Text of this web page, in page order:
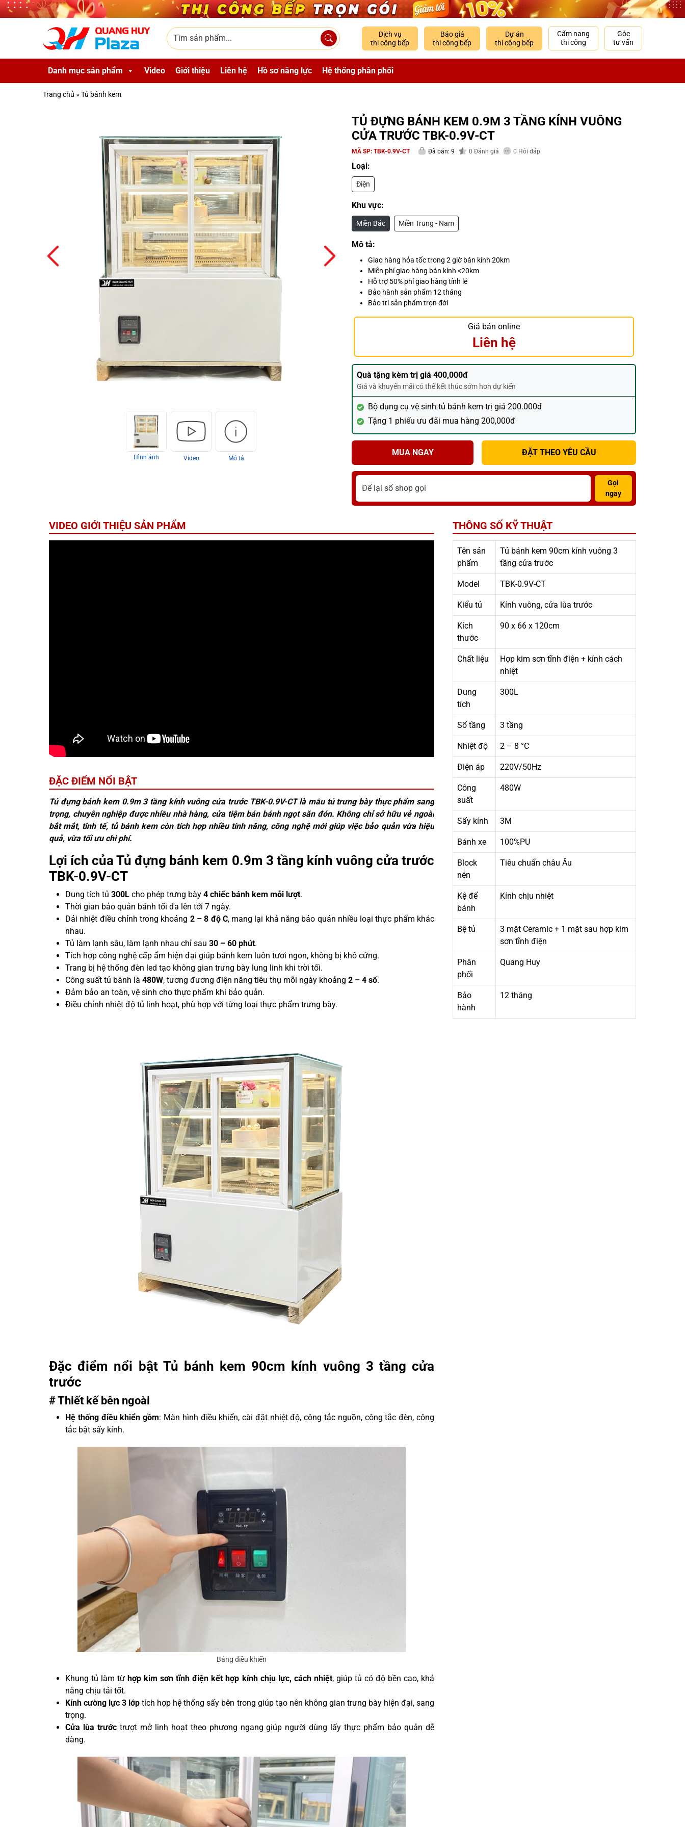
Skip to main content
Tìm sản phẩm
Dịch vụ
thi công bếp
Báo giá
thi công bếp
Dự án
thi công bếp
Cẩm nang
thi công
Góc
tư vấn
Danh mục sản phẩm Video Giới thiệu Liên hệ Hồ sơ năng lực Hệ thống phân phối
Trang chủ » Tủ bánh kem
Hình ảnh Video Mô tả
TỦ ĐỰNG BÁNH KEM 0.9M 3 TẦNG KÍNH VUÔNG
CỬA TRƯỚC TBK-0.9V-CT
MÃ SP: TBK-0.9V-CT Đã bán: 9 0 Đánh giá 0 Hỏi đáp
Loại:
Điện
Khu vực:
Miền Bắc Miền Trung - Nam
Mô tả:
Giao hàng hỏa tốc trong 2 giờ bán kính 20km
Miễn phí giao hàng bán kính <20km
Hỗ trợ 50% phí giao hàng tỉnh lẻ
Bảo hành sản phẩm 12 tháng
Bảo trì sản phẩm trọn đời
Giá bán online
Liên hệ
Quà tặng kèm trị giá 400,000đ
Giá và khuyến mãi có thể kết thúc sớm hơn dự kiến
Bộ dụng cụ vệ sinh tủ bánh kem trị giá 200.000đ
Tặng 1 phiếu ưu đãi mua hàng 200,000đ
MUA NGAY ĐẶT THEO YÊU CẦU
Gọi
ngay
THÔNG SỐ KỸ THUẬT
Tên sản
phẩm
Tủ bánh kem 90cm kính vuông 3
tầng cửa trước
Model TBK-0.9V-CT
Kiểu tủ Kính vuông, cửa lùa trước
Kích
thước
90 x 66 x 120cm
Chất liệu
Hợp kim sơn tĩnh điện + kính cách
nhiệt
Dung
tích
300L
Số tầng 3 tầng
Nhiệt độ 2 – 8 °C
Điện áp 220V/50Hz
Công
suất
480W
Sấy kính 3M
Bánh xe 100%PU
Block
nén
Tiêu chuẩn châu Âu
Kệ để
bánh
Kính chịu nhiệt
Bệ tủ
3 mặt Ceramic + 1 mặt sau hợp kim
sơn tĩnh điện
Phân
phối
Quang Huy
Bảo
hành
12 tháng
VIDEO GIỚI THIỆU SẢN PHẨM
ĐẶC ĐIỂM NỔI BẬT
Tủ đựng bánh kem 0.9m 3 tầng kính vuông cửa trước TBK-0.9V-CT là mẫu tủ trưng bày thực phẩm sang
trọng, chuyên nghiệp được nhiều nhà hàng, cửa tiệm bán bánh ngọt săn đón. Không chỉ sở hữu vẻ ngoài
bắt mắt, tinh tế, tủ bánh kem còn tích hợp nhiều tính năng, công nghệ mới giúp việc bảo quản vừa hiệu
quả, vừa tối ưu chi phí.
Lợi ích của Tủ đựng bánh kem 0.9m 3 tầng kính vuông cửa trước
TBK-0.9V-CT
Dung tích tủ 300L cho phép trưng bày 4 chiếc bánh kem mỗi lượt.
Thời gian bảo quản bánh tối đa lên tới 7 ngày.
Dải nhiệt điều chỉnh trong khoảng 2 – 8 độ C, mang lại khả năng bảo quản nhiều loại thực phẩm khác
nhau.
Tủ làm lạnh sâu, làm lạnh nhau chỉ sau 30 – 60 phút.
Tích hợp công nghệ cấp ẩm hiện đại giúp bánh kem luôn tươi ngon, không bị khô cứng.
Trang bị hệ thống đèn led tạo không gian trưng bày lung linh khi trời tối.
Công suất tủ bánh là 480W, tương đương điện năng tiêu thụ mỗi ngày khoảng 2 – 4 số.
Đảm bảo an toàn, vệ sinh cho thực phẩm khi bảo quản.
Điều chỉnh nhiệt độ tủ linh hoạt, phù hợp với từng loại thực phẩm trưng bày.
Đặc điểm nổi bật Tủ bánh kem 90cm kính vuông 3 tầng cửa
trước
# Thiết kế bên ngoài
Hệ thống điều khiển gồm: Màn hình điều khiển, cài đặt nhiệt độ, công tắc nguồn, công tắc đèn, công
tắc bật sấy kính.
Bảng điều khiển
Khung tủ làm từhợp kim sơn tĩnh điện kết hợp kính chịu lực, cách nhiệt, giúp tủ có độ bền cao, khả
năng chịu tải tốt.
Kính cường lực 3 lớptích hợp hệ thống sấy bên trong giúp tạo nên không gian trưng bày hiện đại, sang
trọng.
Cửa lùa trước trượt mở linh hoạt theo phương ngang giúp người dùng lấy thực phẩm bảo quản dễ
dàng.